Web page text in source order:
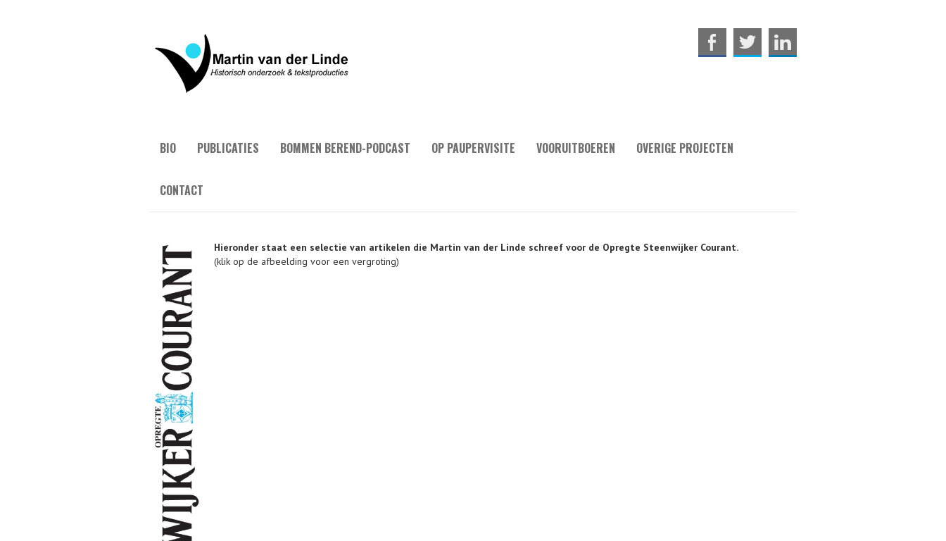
BIO PUBLICATIES BOMMEN BEREND-PODCAST OP PAUPERVISITE VOORUITBOEREN OVERIGE PROJECTEN
CONTACT
Hieronder staat een selectie van artikelen die Martin van der Linde schreef voor de Opregte Steenwijker Courant.
(klik op de afbeelding voor een vergroting)